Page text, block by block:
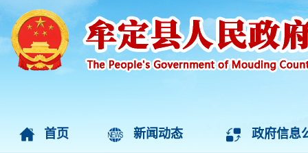
首页 新闻动态 政府信息